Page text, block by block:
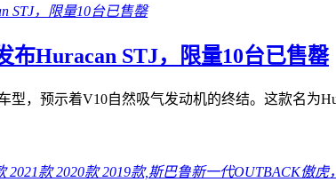
布Huracan STJ，限量10台已售罄
型，预示着V10自然吸气发动机的终结。这款名为